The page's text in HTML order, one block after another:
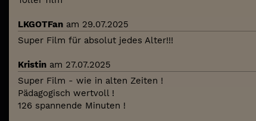
LKGOTFan am 29.07.2025
Super Film für absolut jedes Alter!!!
Kristin am 27.07.2025
Super Film - wie in alten Zeiten !
Pädagogisch wertvoll !
126 spannende Minuten !